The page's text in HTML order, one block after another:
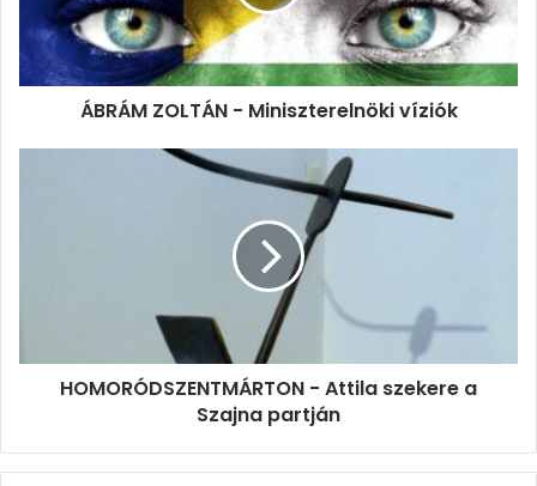
ÁBRÁM ZOLTÁN - Miniszterelnöki víziók
HOMORÓDSZENTMÁRTON
HOMORÓDSZENTMÁRTON - Attila szekere a
Szajna partján